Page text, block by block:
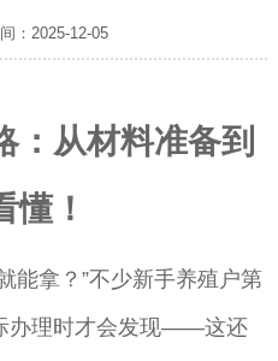
：2025-12-05
：从材料准备到
懂！
能拿？”不少新手养殖户第
办理时才会发现——这还